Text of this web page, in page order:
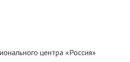
центра «Россия»